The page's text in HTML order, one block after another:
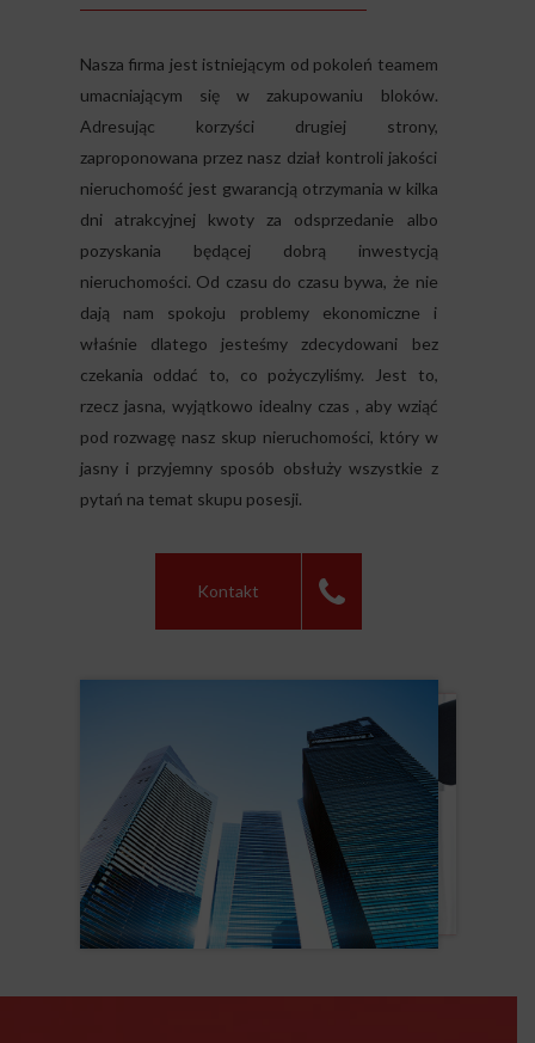
Nasza firma jest istniejącym od pokoleń teamem
umacniającym się w zakupowaniu bloków.
Adresując korzyści drugiej strony,
zaproponowana przez nasz dział kontroli jakości
nieruchomość jest gwarancją otrzymania w kilka
dni atrakcyjnej kwoty za odsprzedanie albo
pozyskania będącej dobrą inwestycją
nieruchomości. Od czasu do czasu bywa, że nie
dają nam spokoju problemy ekonomiczne i
właśnie dlatego jesteśmy zdecydowani bez
czekania oddać to, co pożyczyliśmy. Jest to,
rzecz jasna, wyjątkowo idealny czas , aby wziąć
pod rozwagę nasz skup nieruchomości, który w
jasny i przyjemny sposób obsłuży wszystkie z
pytań na temat skupu posesji.
Kontakt